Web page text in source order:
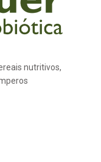
nutritivos,